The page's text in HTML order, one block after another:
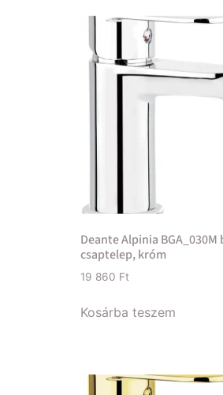
Deante Alpinia BGA_030M
csaptelep, króm
19 860 Ft
Kosárba teszem